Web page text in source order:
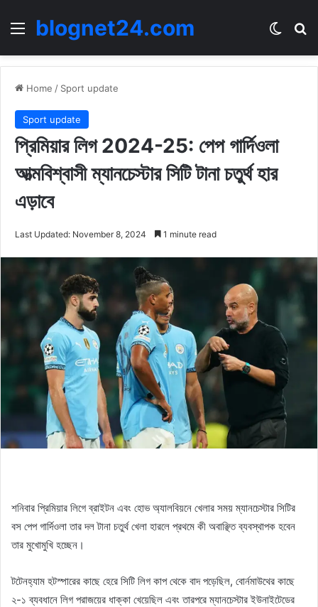
Menublognet24.com
Home / Sport update
Sport update
প্রিমিয়ার লিগ 2024-25: পেপ গার্দিওলা
আত্মবিশ্বাসী ম্যানচেস্টার সিটি টানা চতুর্থ হার
এড়াবে
Last Updated: November 8, 2024 1 minute read
শনিবার প্রিমিয়ার লিগে ব্রাইটন এবং হোভ অ্যালবিয়নে খেলার সময় ম্যানচেস্টার সিটির
বস পেপ গার্দিওলা তার দল টানা চতুর্থ খেলা হারলে প্রথমে কী অবাঞ্ছিত ব্যবস্থাপক হবেন
তার মুখোমুখি হচ্ছেন।
টটেনহ্যাম হটস্পারের কাছে হেরে সিটি লিগ কাপ থেকে বাদ পড়েছিল, বোর্নমাউথের কাছে
২-১ ব্যবধানে লিগ পরাজয়ের ধাক্কা খেয়েছিল এবং তারপরে ম্যানচেস্টার ইউনাইটেডের